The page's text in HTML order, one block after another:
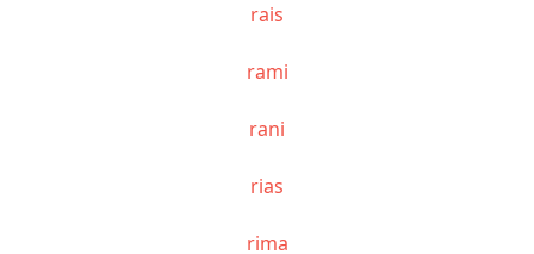
rais
rami
rani
rias
rima